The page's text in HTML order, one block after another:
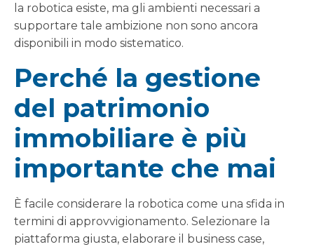
la robotica esiste, ma gli ambienti necessari a
supportare tale ambizione non sono ancora
disponibili in modo sistematico.
Perché la gestione
del patrimonio
immobiliare è più
importante che mai
È facile considerare la robotica come una sfida in
termini di approvvigionamento. Selezionare la
piattaforma giusta, elaborare il business case,